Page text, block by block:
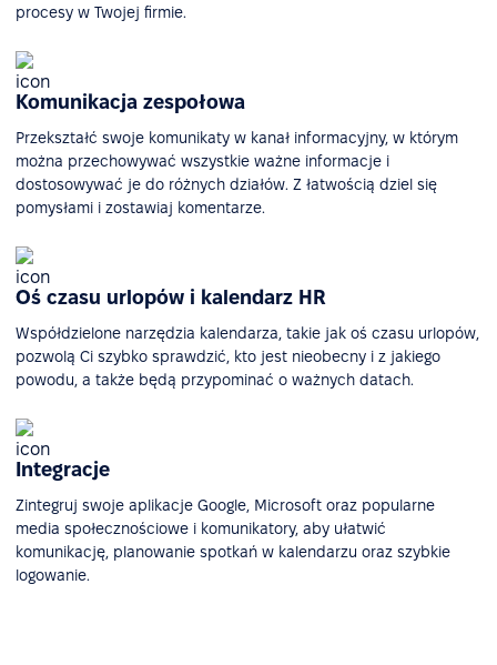
procesy w Twojej firmie.
Komunikacja zespołowa
Przekształć swoje komunikaty w kanał informacyjny, w którym
można przechowywać wszystkie ważne informacje i
dostosowywać je do różnych działów. Z łatwością dziel się
pomysłami i zostawiaj komentarze.
Oś czasu urlopów i kalendarz HR
Współdzielone narzędzia kalendarza, takie jak oś czasu urlopów,
pozwolą Ci szybko sprawdzić, kto jest nieobecny i z jakiego
powodu, a także będą przypominać o ważnych datach.
Integracje
Zintegruj swoje aplikacje Google, Microsoft oraz popularne
media społecznościowe i komunikatory, aby ułatwić
komunikację, planowanie spotkań w kalendarzu oraz szybkie
logowanie.